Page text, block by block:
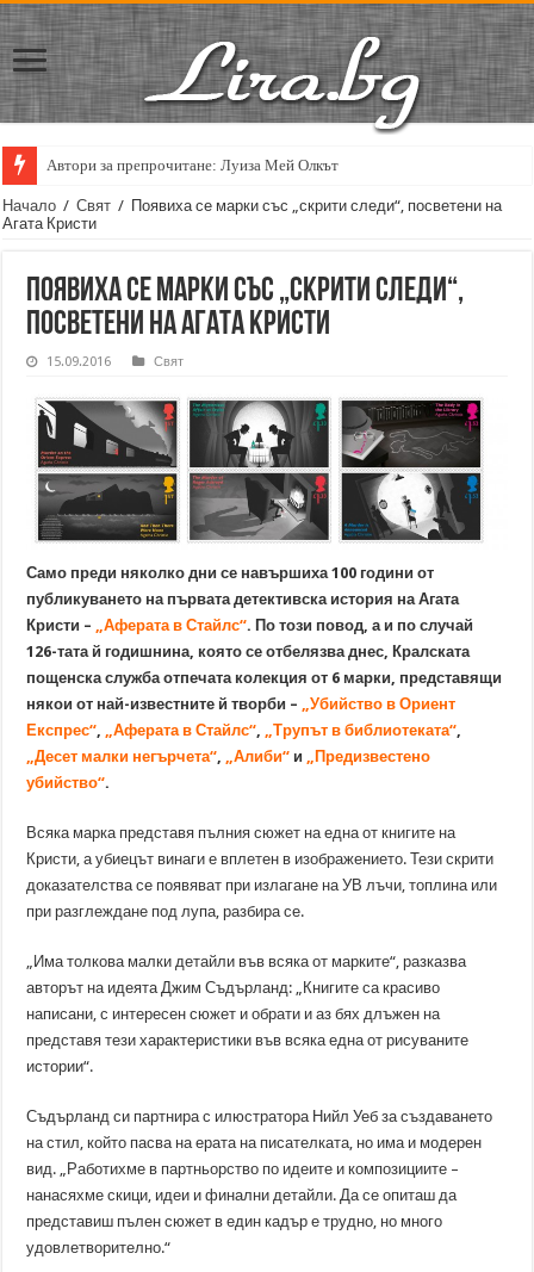
Автори за препрочитане: Луиза Мей Олкът
Кирил Кадийски: „Плачът на големия поет винаги е и сила, и
Начало / Свят / Появиха се марки със „скрити следи“, посветени на
Агата Кристи
Появиха се марки със „скрити следи“,
посветени на Агата Кристи
15.09.2016 Свят
Само преди няколко дни се навършиха 100 години от
публикуването на първата детективска история на Агата
Кристи –
„Аферата в Стайлс“. По този повод, а и по случай
126-тата й годишнина, която се отбелязва днес, Кралската
пощенска служба отпечата колекция от 6 марки, представящи
някои от най-известните й творби –
„Убийство в Ориент
Експрес“
„Аферата в Стайлс“ „Трупът в библиотеката“
„Десет малки негърчета“ „Алиби“ и
„Предизвестено
убийство“.
Всяка марка представя пълния сюжет на една от книгите на
Кристи, а убиецът винаги е вплетен в изображението. Тези скрити
доказателства се появяват при излагане на УВ лъчи, топлина или
при разглеждане под лупа, разбира се.
„Има толкова малки детайли във всяка от марките“, разказва
авторът на идеята Джим Съдърланд: „Книгите са красиво
написани, с интересен сюжет и обрати и аз бях длъжен на
представя тези характеристики във всяка една от рисуваните
истории“.
Съдърланд си партнира с илюстратора Нийл Уеб за създаването
на стил, който пасва на ерата на писателката, но има и модерен
вид. „Работихме в партньорство по идеите и композициите –
нанасяхме скици, идеи и финални детайли. Да се опиташ да
представиш пълен сюжет в един кадър е трудно, но много
удовлетворително.“